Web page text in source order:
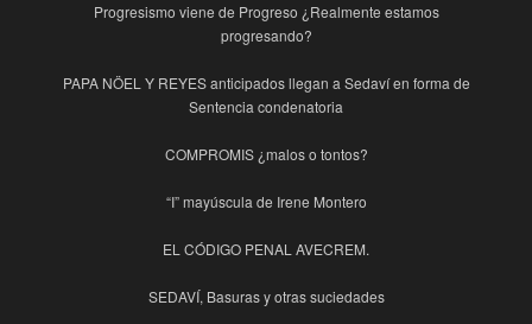
Progresismo viene de Progreso ¿Realmente estamos
progresando?
PAPA NÖEL Y REYES anticipados llegan a Sedaví en forma de
Sentencia condenatoria
COMPROMIS ¿malos o tontos?
“I” mayúscula de Irene Montero
EL CÓDIGO PENAL AVECREM.
SEDAVÍ, Basuras y otras suciedades